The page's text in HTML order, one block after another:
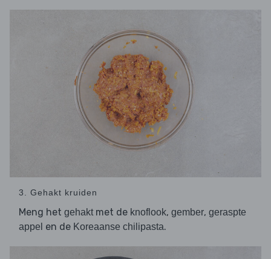
3. Gehakt kruiden
Meng het gehaktmet de knoflook, gember, geraspte
appel en de Koreaanse chilipasta.